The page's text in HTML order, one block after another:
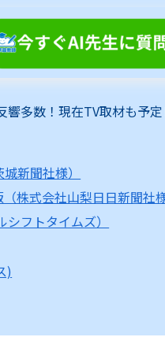
多数！現在TV取材も予定
新聞社様）
株式会社山梨日日新聞社様
フトタイムズ）
)